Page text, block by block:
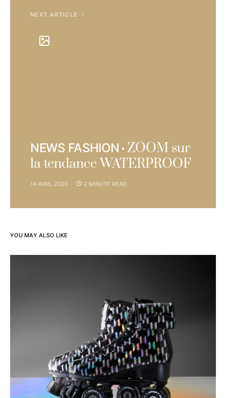
NEXT ARTICLE
NEWS FASHION
ZOOM sur
la tendance WATERPROOF
14 AVRIL 2020 2 MINUTE READ
YOU MAY ALSO LIKE